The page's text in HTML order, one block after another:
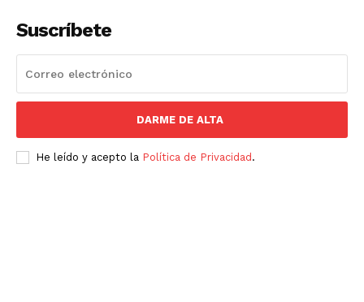
Suscríbete
DARME DE ALTA
He leído y acepto la Política de Privacidad .